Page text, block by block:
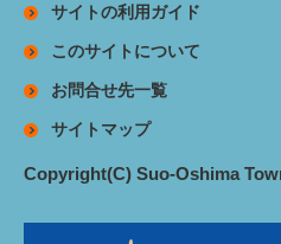
サイトの利用ガイド
このサイトについて
お問合せ先一覧
サイトマップ
Copyright(C) Suo-Oshima